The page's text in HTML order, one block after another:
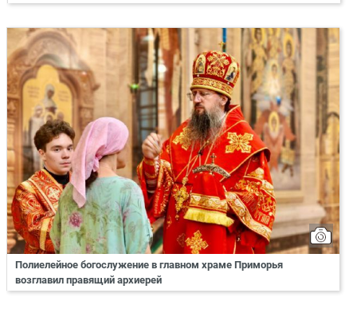
Полиелейное богослужение в главном храме Приморья
возглавил правящий архиерей